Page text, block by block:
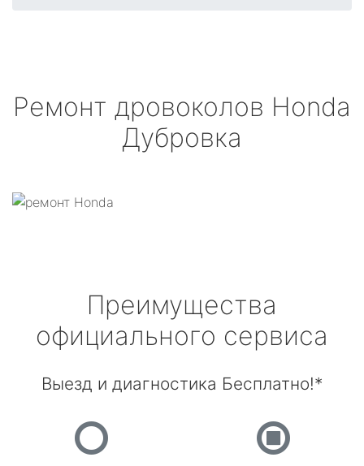
Ремонт дровоколов Honda
Дубровка
Преимущества
официального сервиса
Выезд и диагностика Бесплатно!*